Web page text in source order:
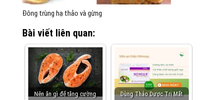
Đông trùng hạ thảo và gừng
Bài viết liên quan:
Nên ăn gì để tăng cường
Dùng Thảo Dược Trị Mất